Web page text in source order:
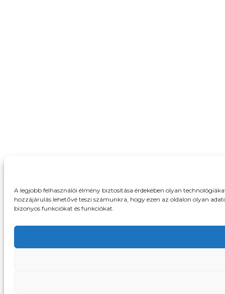
A legjobb felhasználói élmény biztosítása érdekében olyan
hozzájárulás lehetővé teszi számunkra, hogy ezen az oldalon olyan
bizonyos funkciókat és funkciókat.